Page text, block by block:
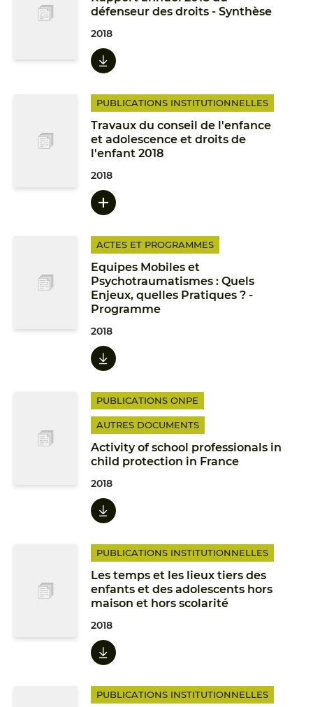
défenseur des droits - Synthèse
2018
PUBLICATIONS INSTITUTIONNELLES
Travaux du conseil de l'enfance
et adolescence et droits de
l'enfant 2018
2018
ACTES ET PROGRAMMES
Equipes Mobiles et
Psychotraumatismes : Quels
Enjeux, quelles Pratiques ? -
Programme
2018
PUBLICATIONS ONPE
AUTRES DOCUMENTS
Activity of school professionals in
child protection in France
2018
PUBLICATIONS INSTITUTIONNELLES
Les temps et les lieux tiers des
enfants et des adolescents hors
maison et hors scolarité
2018
PUBLICATIONS INSTITUTIONNELLES